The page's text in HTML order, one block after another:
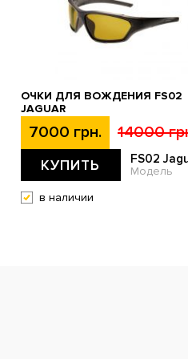
ОЧКИ ДЛЯ ВОЖДЕНИЯ FS02
JAGUAR
7000 грн. 14000
КУПИТЬ FS02
Модель
в наличии